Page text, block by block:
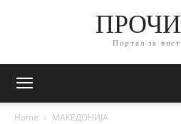
Портал за
Home МАКЕДОНИЈА